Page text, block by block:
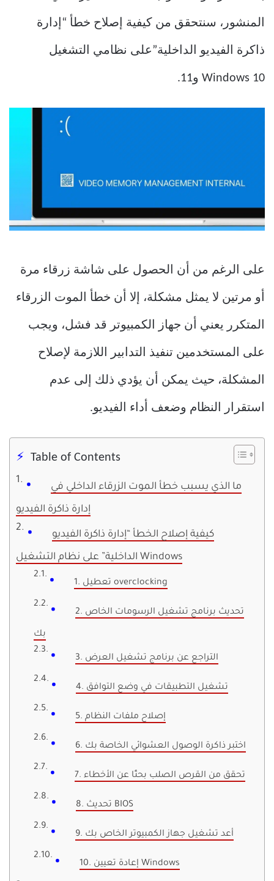
المنشور، سنتحقق من كيفية إصلاح خطأ “إدارة
ذاكرة الفيديو الداخلية”على نظامي التشغيل
Windows 10 و11.
على الرغم من أن الحصول على شاشة زرقاء مرة
أو مرتين لا يمثل مشكلة، إلا أن خطأ الموت الزرقاء
المتكرر يعني أن جهاز الكمبيوتر قد فشل، ويجب
على المستخدمين تنفيذ التدابير اللازمة لإصلاح
المشكلة، حيث يمكن أن يؤدي ذلك إلى عدم
استقرار النظام وضعف أداء الفيديو.
Table of Contents
ما الذي يسبب خطأ الموت الزرقاء الداخلي في
إدارة ذاكرة الفيديو
كيفية إصلاح الخطأ “إدارة ذاكرة الفيديو
الداخلية” على نظام التشغيل Windows
1. تعطيل overclocking
2. تحديث برنامج تشغيل الرسومات الخاص
بك
3. التراجع عن برنامج تشغيل العرض
4. تشغيل التطبيقات في وضع التوافق
5. إصلاح ملفات النظام
6. اختبر ذاكرة الوصول العشوائي الخاصة بك
7. تحقق من القرص الصلب بحثًا عن الأخطاء
8. تحديث BIOS
9. أعد تشغيل جهاز الكمبيوتر الخاص بك
10. إعادة تعيين Windows